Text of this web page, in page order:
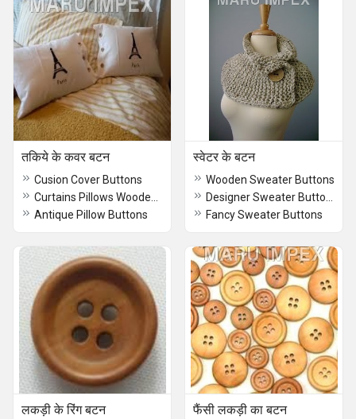
तकिये के कवर बटन
Cusion Cover Buttons
Antique Pillow Buttons
स्वेटर के बटन
Wooden Sweater Buttons
Fancy Sweater Buttons
लकड़ी के रिंग बटन फैंसी लकड़ी का बटन